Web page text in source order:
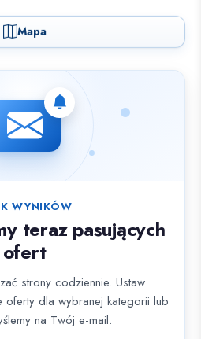
Mapa
wybrane kryteria.
WYNIKÓW
teraz pasujących
ofert
strony codziennie. Ustaw
dla wybranej kategorii lub
na Twój e-mail.